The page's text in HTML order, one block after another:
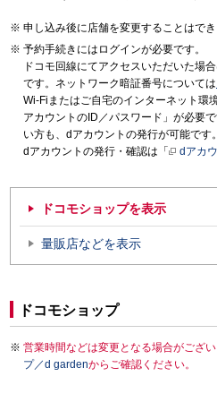
申し込み後に店舗を変更することはでき
予約手続きにはログインが必要です。
ドコモ回線にてアクセスいただいた場
です。ネットワーク暗証番号については
Wi-Fiまたはご自宅のインターネット環
アカウントのID／パスワード」が必要
い方も、dアカウントの発行が可能です。
dアカウントの発行・確認は「
dアカ
ドコモショップを表示
量販店などを表示
ドコモショップ
営業時間などは変更となる場合がござ
プ／d gardenからご確認ください。